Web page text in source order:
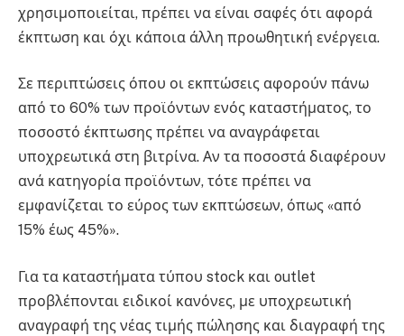
χρησιμοποιείται, πρέπει να είναι σαφές ότι αφορά
έκπτωση και όχι κάποια άλλη προωθητική ενέργεια.
Σε περιπτώσεις όπου οι εκπτώσεις αφορούν πάνω
από το 60% των προϊόντων ενός καταστήματος, το
ποσοστό έκπτωσης πρέπει να αναγράφεται
υποχρεωτικά στη βιτρίνα. Αν τα ποσοστά διαφέρουν
ανά κατηγορία προϊόντων, τότε πρέπει να
εμφανίζεται το εύρος των εκπτώσεων, όπως «από
15% έως 45%».
Για τα καταστήματα τύπου stock και outlet
προβλέπονται ειδικοί κανόνες, με υποχρεωτική
αναγραφή της νέας τιμής πώλησης και διαγραφή της